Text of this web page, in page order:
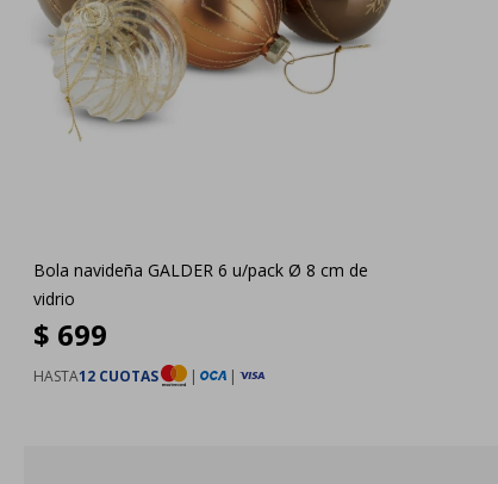
Bola navideña GALDER 6 u/pack Ø 8 cm de
vidrio
$ 699
HASTA12 CUOTAS | |